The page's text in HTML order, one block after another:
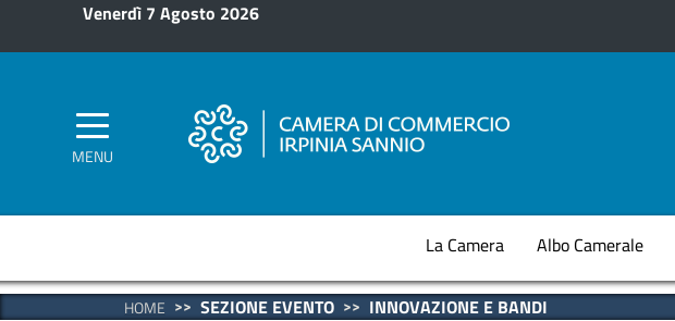
Salta al contenuto principale
Venerdì 7 Agosto 2026
MENU
La Camera Albo Camerale
HOME SEZIONE EVENTO INNOVAZIONE E BANDI